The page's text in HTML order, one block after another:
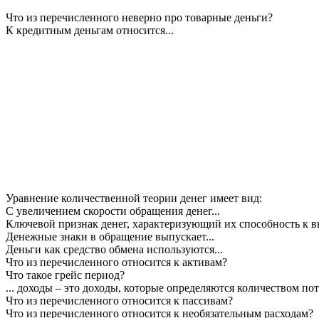
Что из перечисленного неверно про товарные деньги?
К кредитным деньгам относится...
Уравнение количественной теории денег имеет вид:
С увеличением скорости обращения денег...
Ключевой признак денег, характеризующий их способность к
Денежные знаки в обращение выпускает...
Деньги как средство обмена используются...
Что из перечисленного относится к активам?
Что такое грейс период?
... доходы – это доходы, которые определяются количеством
Что из перечисленного относится к пассивам?
Что из перечисленного относится к необязательным расходам?